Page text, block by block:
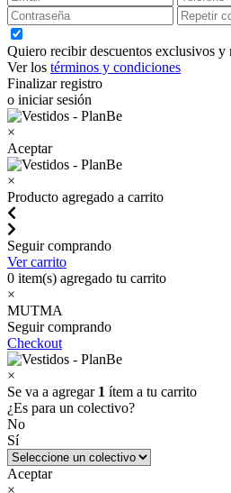
Quiero recibir descuentos exclusivos y
Ver los términos y condiciones
Finalizar registro
o iniciar sesión
×
Aceptar
×
Producto agregado a carrito
Seguir comprando
Ver carrito
0 item(s) agregado tu carrito
×
MUTMA
Seguir comprando
Checkout
×
Se va a agregar 1 ítem a tu carrito
¿Es para un colectivo?
No
Sí
Aceptar
×